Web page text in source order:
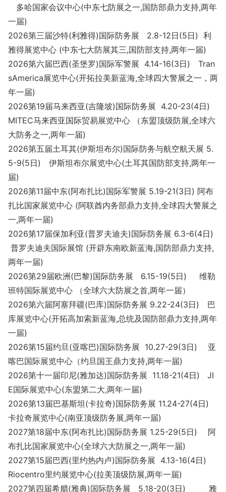
多哈国家会议中心(中东七防展之一,国防部鼎力支持,两年
一届)
2026第三届沙特(利雅得)国际防务展 2.8-12日(5日) 利
雅得展览中心 (中东七大防展其三,国防部支持,两年一届)
2026第六届巴西(圣堡罗)国际军警展 4.14-16(3日) Tran
sAmerica展览中心(开拓拉美新蓝海,全球四大警展之一，两
年一届)
2026第19届马来西亚(吉隆坡)国际防务展 4.20-23(4日)
MITEC马来西亚国际贸易展览中心 （东盟顶级防展,全球六
大防务之一,两年一届)
2026第五届土耳其(伊斯坦布尔)国际防务与航空航天展 5.
5-9(5日) 伊斯坦布尔展览中心(土耳其国防部支持,两年一
届)
2026第11届中东(阿布扎比)国际军警展 5.19-21(3日) 阿布
扎比国家展览中心 (阿联酋内务部鼎力支持,全球四大警展之
一,两年一届)
2026第17届保加利亚(普罗夫迪夫)国际防务展 6.3-6(4日)
普罗夫迪夫国际展馆 (开辟东南欧新蓝海,国防部鼎力支持,
两年一届)
2026第29届欧洲(巴黎)国际防务展 6.15-19(5日) 维勒
班特国际展览中心 （全球六大防展之首,两年一届）
2026第六届阿塞拜疆(巴库)国际防务展 9.22-24(3日) 巴
库展览中心(开拓高加索新蓝海,总统及国防部鼎力支持,两年
一届)
2026第15届约旦(亚喀巴)国际防务展 10.27-29(3日) 亚
喀巴国际展览中心（约旦国王鼎力支持,两年一届)
2026第十一届印尼(雅加达)国际防务展 11.18-21(4日) JI
E国际展览中心(东盟第二大,两年一届)
2026第13届巴基斯坦(卡拉奇)国际防务展 11.24-27(4日)
卡拉奇展览中心(南亚顶级防务展,两年一届)
2027第18届中东(阿布扎比)国际防务展 1.25-29(5日) 阿
布扎比国家展览中心(全球六大防展之一,两年一届)
2027第15届巴西(里约热内卢)国际防务展 4.13-16(4日)
Riocentro里约展览中心(拉美顶级防展,两年一届)
2027第四届希腊(雅典)国际防务展 5.18-20(3日) 雅